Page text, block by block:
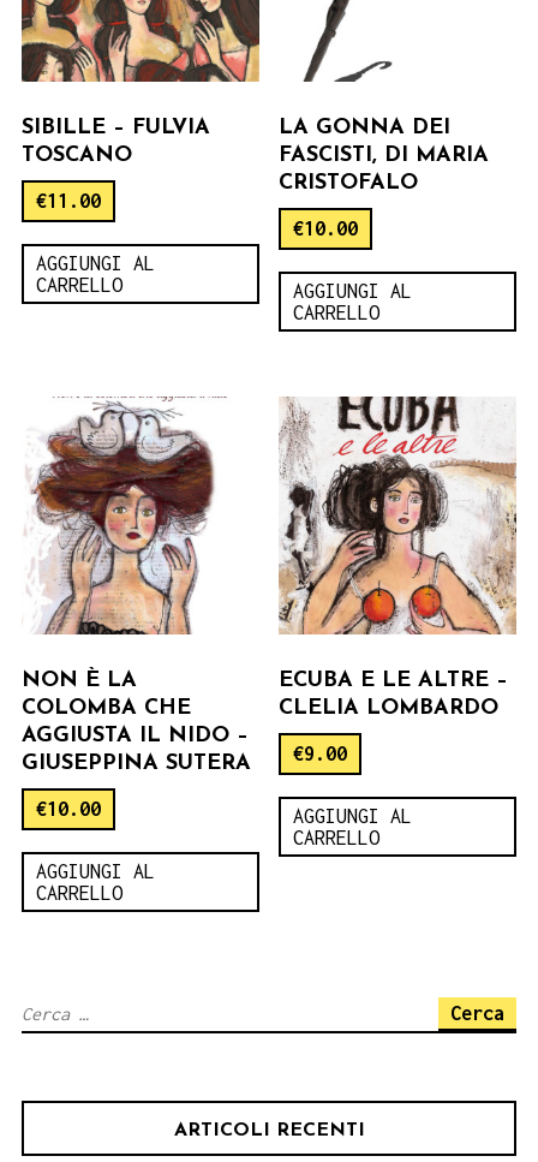
SIBILLE – FULVIA
TOSCANO
€11.00
AGGIUNGI AL
CARRELLO
LA GONNA DEI
FASCISTI, DI MARIA
CRISTOFALO
€10.00
AGGIUNGI AL
CARRELLO
NON È LA
COLOMBA CHE
AGGIUSTA IL NIDO –
GIUSEPPINA SUTERA
€10.00
AGGIUNGI AL
CARRELLO
ECUBA E LE ALTRE –
CLELIA LOMBARDO
€9.00
AGGIUNGI AL
CARRELLO
Ricerca
ARTICOLI RECENTI